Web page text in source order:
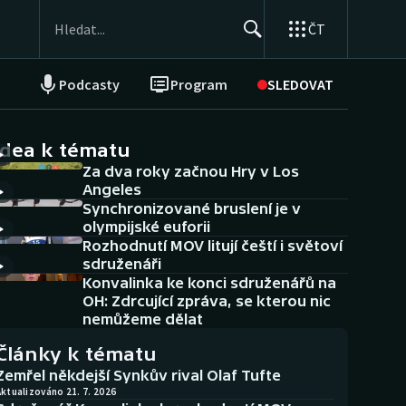
ČT
Podcasty Program SLEDOVAT
NEPŘEHLÉDNĚTE
Historické návraty
Aplikace ČT sport
AZ kvíz
k tématu
Za dva roky začnou Hry v Los
Angeles
Synchronizované bruslení je v
olympijské euforii
Rozhodnutí MOV litují čeští i světoví
sdruženáři
Konvalinka ke konci sdruženářů na
OH: Zdrcující zpráva, se kterou nic
nemůžeme dělat
k tématu
někdejší Synkův rival Olaf Tufte
21. 7. 2026